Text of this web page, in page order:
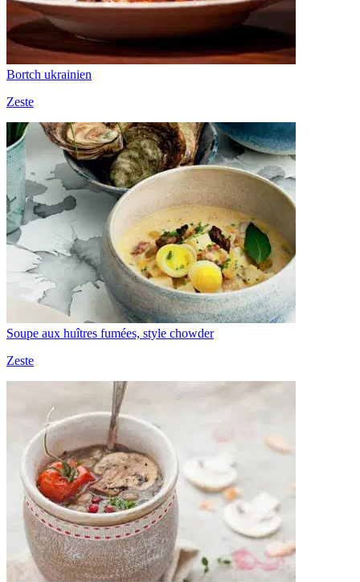
Bortch ukrainien
Zeste
Soupe aux huîtres fumées, style chowder
Zeste